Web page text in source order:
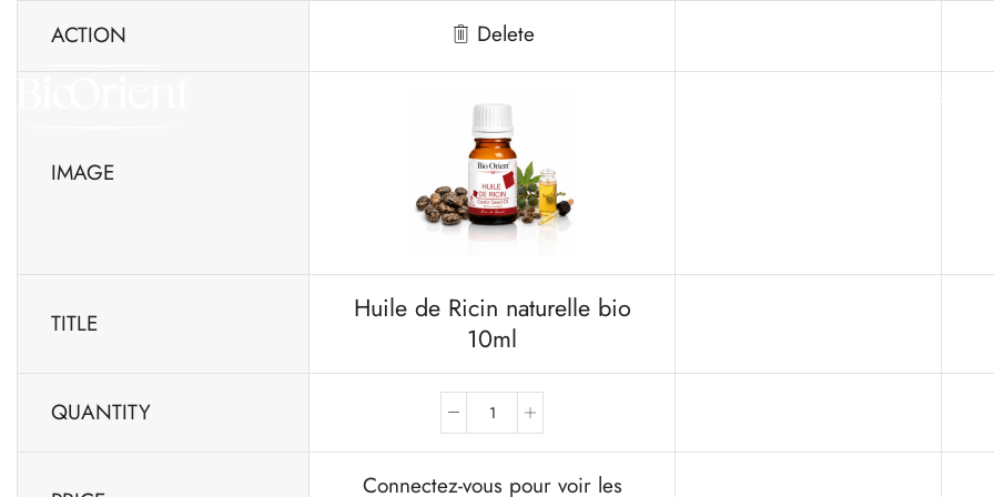
Accueil
ACTION Delete
IMAGE
TITLE
Huile de Ricin naturelle bio
10ml
QUANTITY
Connectez-vous pour voir les